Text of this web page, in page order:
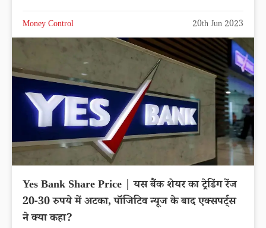
Money Control 20th Jun 2023
Yes Bank Share Price | यस बैंक शेयर का ट्रेडिंग रेंज
20-30 रुपये में अटका, पॉजिटिव न्यूज के बाद एक्सपर्ट्स
ने क्या कहा?